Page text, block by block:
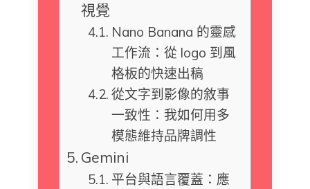
視覺
Nano Banana 的靈感
工作流：從 logo 到風
格板的快速出稿
從文字到影像的敘事
一致性：我如何用多
模態維持品牌調性
Gemini
平台與語言覆蓋：應